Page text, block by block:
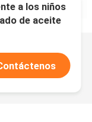
a los niños
de aceite
de